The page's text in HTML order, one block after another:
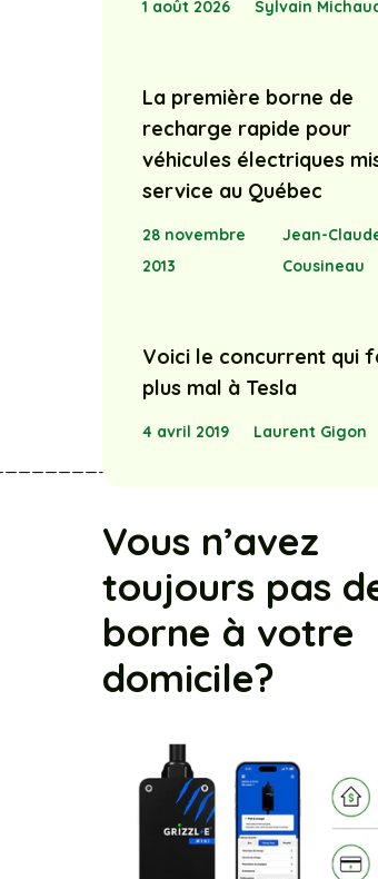
1 août 2026 Sylvain
La première borne de
recharge rapide pour
véhicules électriques
service au Québec
28 novembre
2013
Jean-
Cousineau
Voici le concurrent qui
plus mal à Tesla
4 avril 2019 Laurent Gigon
Vous n’avez
toujours pas
borne à votre
domicile?